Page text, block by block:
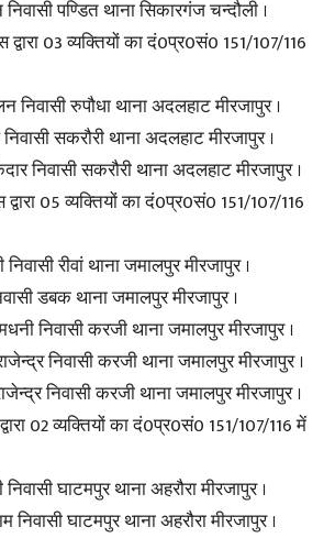
पण्डित थाना सिकारगंज चन्दौली ।
03 व्यक्तियों का दं0प्र0सं0 151/107/116
निवासी रुपौधा थाना अदलहाट मीरजापुर ।
सकरौरी थाना अदलहाट मीरजापुर ।
निवासी सकरौरी थाना अदलहाट मीरजापुर ।
05 व्यक्तियों का दं0प्र0सं0 151/107/116
रीवां थाना जमालपुर मीरजापुर ।
डबक थाना जमालपुर मीरजापुर ।
निवासी करजी थाना जमालपुर मीरजापुर ।
निवासी करजी थाना जमालपुर मीरजापुर ।
निवासी करजी थाना जमालपुर मीरजापुर ।
02 व्यक्तियों का दं0प्र0सं0 151/107/116 में
निवासी घाटमपुर थाना अहरौरा मीरजापुर ।
निवासी घाटमपुर थाना अहरौरा मीरजापुर ।